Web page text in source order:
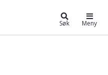
Søk Meny